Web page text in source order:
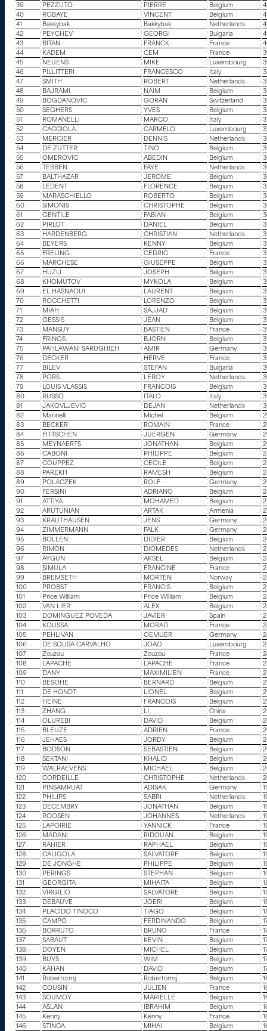
39
PEZZUTO PIERRE Belgium
40
ROBAYE VINCENT Belgium
41
Bakkybak Bakkybak Netherlands
42
PEYCHEV GEORGI Bulgaria
43
BITAN FRANCK France
44
KADEM CEM France
45
NEUENS MIKE Luxembourg
46
PILLITTERI FRANCESCO Italy
47
SMITH ROBERT Netherlands
48
BAJRAMI NAIM Belgium
49
BOGDANOVIC GORAN Switzerland
50
SEGHERS YVES Belgium
51
ROMANELLI MARCO Italy
52
CACCIOLA CARMELO Luxembourg
53
MERCIER DENNIS Netherlands
54
DE ZUTTER TINO Belgium
55
OMEROVIC ABEDIN Belgium
56
TEBBEN FAYE Netherlands
57
BALTHAZAR JEROME Belgium
58
LEDENT FLORENCE Belgium
59
MARASCHIELLO ROBERTO Belgium
60
SIMONIS CHRISTOPHE Belgium
61
GENTILE FABIAN Belgium
62
PIRLOT DANIEL Belgium
63
HARDENBERG CHRISTIAN Netherlands
64
BEYERS KENNY Belgium
65
FRELING CEDRIC France
66
MARCHESE GIUSEPPE Belgium
67
HUZIJ JOSEPH Belgium
68
KHOMUTOV MYKOLA Belgium
69
EL HASNAOUI LAURENT Belgium
70
ROCCHETTI LORENZO Belgium
71
MIAH SAJJAD Belgium
72
GESSIS JEAN Belgium
73
MANSUY BASTIEN France
74
FRINGS BJORN Belgium
75
PAHLAWANI SARUGHIEH AMIR Germany
76
DECKER HERVE France
77
BILEV STEFAN Bulgaria
78
PORS LEROY Netherlands
79
LOUIS VLASSIS FRANCOIS Belgium
80
RUSSO ITALO Italy
81
JAKOVLJEVIC DEJAN Netherlands
82
Marinelli Michel Belgium
83
BECKER ROMAIN France
84
FITTSCHEN JUERGEN Germany
85
MEYNAERTS JONATHAN Belgium
86
CABONI PHILIPPE Belgium
87
COUPPEZ CECILE Belgium
88
PAREKH RAMESH Belgium
89
POLACZEK ROLF Germany
90
FERSINI ADRIANO Belgium
91
ATTIYA MOHAMED Belgium
92
ARUTUNIAN ARTAK Armenia
93
KRAUTHAUSEN JENS Germany
94
ZIMMERMANN FALK Germany
95
BOLLEN DIDIER Belgium
96
RIMON DIOMEDES Netherlands
97
AYGUN AKSEL Belgium
98
SIMULA FRANCINE France
99
BREMSETH MORTEN Norway
100
PROBST FRANCIS Belgium
101
Price William Price William Belgium
102
VAN LIER ALEX Belgium
103
DOMINGUEZ POVEDA JAVIER Spain
104
KOUSSA MORAD France
105
PEHLIVAN OEMUER Germany
106
DE SOUSA CARVALHO JOAO Luxembourg
107
Zouzou Zouzou France
108
LAPACHE LAPACHE France
109
DANY MAXIMILIEN France
110
BESOHE BERNARD Belgium
111
DE HONDT LIONEL Belgium
112
HEINE FRANCOIS Belgium
113
ZHANG LI China
114
OLUREBI DAVID Belgium
115
BLEUZE ADRIEN France
116
JEHAES JORDY Belgium
117
BODSON SEBASTIEN Belgium
118
SEKTANI KHALID Belgium
119
WALRAEVENS MICHAEL Belgium
120
CORDEILLE CHRISTOPHE Netherlands
121
PINSAMRUAT ADISAK Germany
122
PHILIPS SABRI Netherlands
123
DECEMBRY JONATHAN Belgium
124
ROOSEN JOHANNES Netherlands
125
LAPOIRIE YANNICK France
126
MADANI RIDOUAN Belgium
127
RAHIER RAPHAEL Belgium
128
CALIGOLA SALVATORE Belgium
129
DE JONGHE PHILIPPE Belgium
130
PERINGS STEPHAN Belgium
131
GEORGITA MIHAITA Belgium
132
VIRGILIO SALVATORE Belgium
133
DEBAUVE JOERI Belgium
134
PLACIDO TINOCO TIAGO Belgium
135
CAMPO FERDINANDO Belgium
136
BORRUTO BRUNO France
137
SABAUT KEVIN Belgium
138
DOYEN MICHEL Belgium
139
BUYS WIM Belgium
140
KAHAN DAVID Belgium
141
Robertormj Robertormj Belgium
142
COUSIN JULIEN France
143
SOUMOY MARIELLE Belgium
144
ASLAN IBRAHIM Belgium
145
Kenny Kenny France
146
STINCA MIHAI Belgium